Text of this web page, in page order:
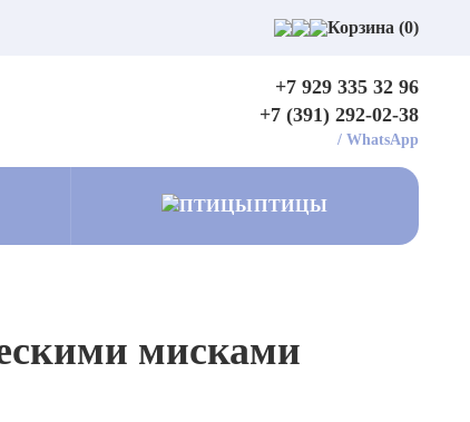
Корзина (0)
+7 929 335 32 96
+7 (391) 292-02-38
/ WhatsApp
ПТИЦЫ
мисками